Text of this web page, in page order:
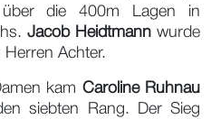
die 400m Lagen in
Jacob Heidtmann wurde
Herren Achter.
kam Caroline Ruhnau
siebten Rang. Der Sieg